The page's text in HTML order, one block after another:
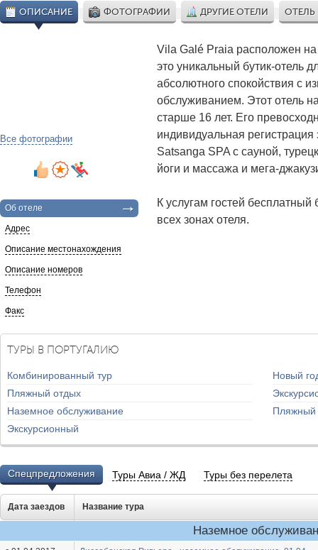
ОПИСАНИЕ ФОТОГРАФИИ ДРУГИЕ ОТЕЛИ ОТЕЛЬ
Все фотографии
Об отеле
Адрес
Описание местонахождения
Описание номеров
Телефон
Факс
Vila Galé Praia расположен
это уникальный бутик-отель
абсолютного спокойствия с
обслуживанием. Этот отель
старше 16 лет. Его
индивидуальная регистрация
Satsanga SPA с сауной,
йоги и массажа и мега-
К услугам гостей бесплатный
всех зонах отеля.
ТУРЫ В ПОРТУГАЛИЮ
Комбинированный тур
Новый
Пляжный отдых
Наземное обслуживание
Пляжный
Экскурсионный
Спецпредложения Туры Авиа / ЖД Туры без перелета
Дата заездов Название тура
Наземное